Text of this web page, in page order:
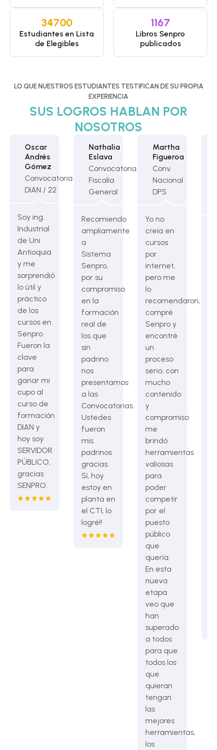
Estudiantes en Lista
de Elegibles
34700
Libros Senpro
publicados
1167
LO QUE NUESTROS ESTUDIANTES TESTIFICAN DE SU PROPIA
EXPERIENCIA
SUS LOGROS HABLAN POR
NOSOTROS
Oscar
Andrés
Gómez
Convocatoria
DIAN / 22
Soy ing.
Industrial
de Uni
Antioquia
y me
sorprendió
lo útil y
práctico
de los
cursos en
Senpro.
Fueron la
clave
para
ganar mi
cupo al
curso de
formación
DIAN y
hoy soy
SERVIDOR
PÚBLICO,
gracias
SENPRO.
Nathalia
Eslava
Convocatoria
Fiscalía
General
Recomiendo
ampliamente
a
Sistema
Senpro,
por su
compromiso
en la
formación
real de
los que
sin
padrino
nos
presentamos
a las
Convocatorias.
Ustedes
fueron
mis
padrinos
gracias.
Sí, hoy
estoy en
planta en
el CTI, lo
logré!!
Martha
Figueroa
Conv.
Nacional
DPS
Yo no
creía en
cursos
por
internet,
pero me
lo
recomendaron,
compré
Senpro y
encontré
un
proceso
serio, con
mucho
contenido
y
compromiso
me
brindó
herramientas
valiosas
para
poder
competir
por el
puesto
público
que
quería.
En esta
nueva
etapa
veo que
han
superado
a todos
para que
todos los
que
quieran
tengan
las
mejores
herramientas,
los